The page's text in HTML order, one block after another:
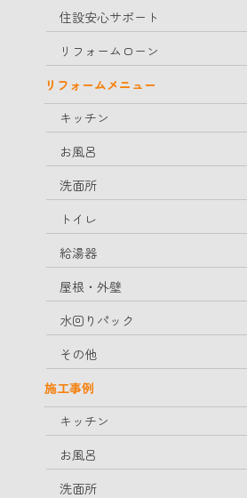
住設安心サポート
リフォームローン
リフォームメニュー
キッチン
お風呂
洗面所
トイレ
給湯器
屋根・外壁
水回りパック
その他
施工事例
キッチン
お風呂
洗面所